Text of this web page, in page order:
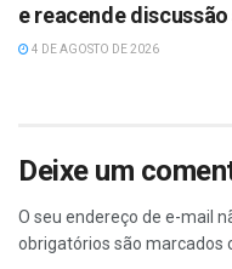
e reacende
4 DE AGOSTO DE 2026
Deixe um
O seu endereço de e-mail
obrigatórios são marcados